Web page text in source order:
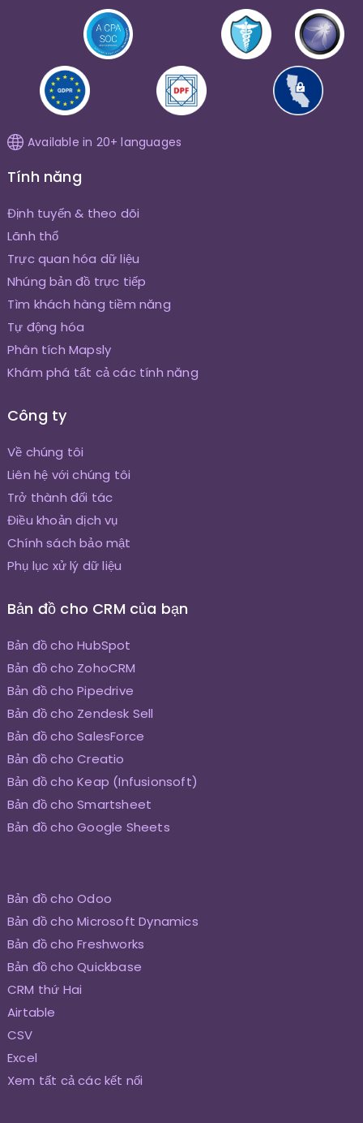
Available in 20+ languages
Tính năng
Định tuyến & theo dõi
Lãnh thổ
Trực quan hóa dữ liệu
Nhúng bản đồ trực tiếp
Tìm khách hàng tiềm năng
Tự động hóa
Phân tích Mapsly
Khám phá tất cả các tính năng
Công ty
Về chúng tôi
Liên hệ với chúng tôi
Trở thành đối tác
Điều khoản dịch vụ
Chính sách bảo mật
Phụ lục xử lý dữ liệu
Bản đồ cho CRM của bạn
Bản đồ cho HubSpot
Bản đồ cho ZohoCRM
Bản đồ cho Pipedrive
Bản đồ cho Zendesk Sell
Bản đồ cho SalesForce
Bản đồ cho Creatio
Bản đồ cho Keap (Infusionsoft)
Bản đồ cho Smartsheet
Bản đồ cho Google Sheets
Bản đồ cho Odoo
Bản đồ cho Microsoft Dynamics
Bản đồ cho Freshworks
Bản đồ cho Quickbase
CRM thứ Hai
Airtable
CSV
Excel
Xem tất cả các kết nối